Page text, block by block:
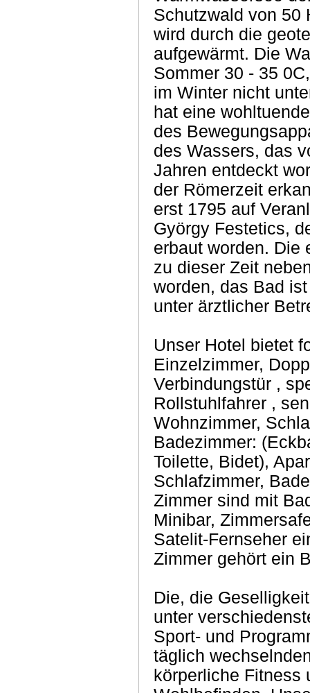
Schutzwald von 50
wird durch die
aufgewärmt. Die
Sommer 30 - 35
im Winter nicht
hat eine
des
des Wassers, das
Jahren entdeckt
der Römerzeit
erst 1795 auf
György Festetics,
erbaut worden. Die
zu dieser Zeit
worden, das Bad
unter ärztlicher
Unser Hotel bietet
Einzelzimmer,
Verbindungstür ,
Rollstuhlfahrer ,
Wohnzimmer,
Badezimmer:
Toilette, Bidet),
Schlafzimmer,
Zimmer sind mit
Minibar,
Satelit-Fernseher
Zimmer gehört ein
Die, die
unter
Sport- und
täglich
körperliche Fitness